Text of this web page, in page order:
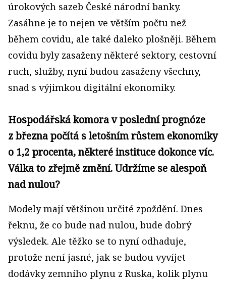
úrokových sazeb České národní banky.
Zasáhne je to nejen ve větším počtu než
během covidu, ale také daleko plošněji. Během
covidu byly zasaženy některé sektory, cestovní
ruch, služby, nyní budou zasaženy všechny,
snad s výjimkou digitální ekonomiky.
Hospodářská komora v poslední prognóze
z března počítá s letošním růstem ekonomiky
o 1,2 procenta, některé instituce dokonce víc.
Válka to zřejmě změní. Udržíme se alespoň
nad nulou?
Modely mají většinou určité zpoždění. Dnes
řeknu, že co bude nad nulou, bude dobrý
výsledek. Ale těžko se to nyní odhaduje,
protože není jasné, jak se budou vyvíjet
dodávky zemního plynu z Ruska, kolik plynu